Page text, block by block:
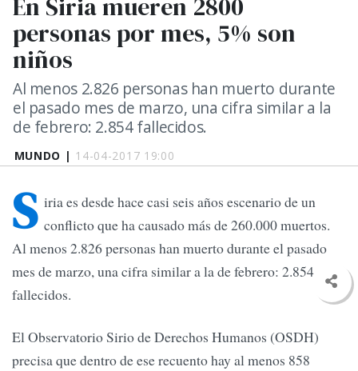
MUNDO | 14-04-2017 19:00
En Siria mueren 2800
personas por mes, 5% son
niños
Al menos 2.826 personas han muerto durante
el pasado mes de marzo, una cifra similar a la
de febrero: 2.854 fallecidos.
S iria es desde hace casi seis años escenario de un
conflicto que ha causado más de 260.000 muertos.
Al menos 2.826 personas han muerto durante el pasado
mes de marzo, una cifra similar a la de febrero: 2.854
fallecidos.
El Observatorio Sirio de Derechos Humanos (OSDH)
precisa que dentro de ese recuento hay al menos 858